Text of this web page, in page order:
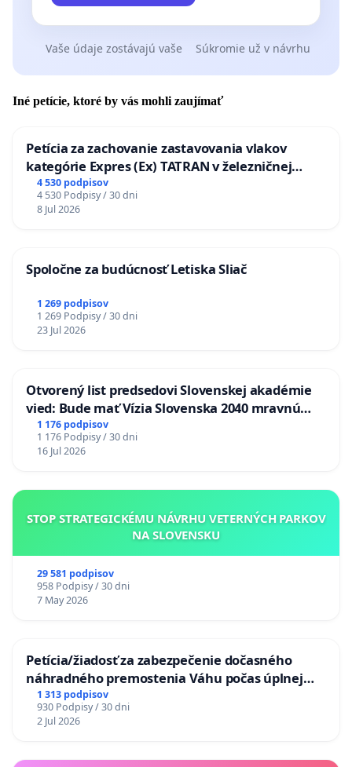
Vaše údaje zostávajú vaše Súkromie už v návrhu
Iné petície, ktoré by vás mohli zaujímať
Petícia za zachovanie zastavovania vlakov
kategórie Expres (Ex) TATRAN v železničnej
stanici Púchov
4 530 podpisov
4 530 Podpisy / 30 dni
8 Jul 2026
Spoločne za budúcnosť Letiska Sliač
1 269 podpisov
1 269 Podpisy / 30 dni
23 Jul 2026
Otvorený list predsedovi Slovenskej akadémie
vied: Bude mať Vízia Slovenska 2040 mravnú
chrbticu?
1 176 podpisov
1 176 Podpisy / 30 dni
16 Jul 2026
STOP STRATEGICKÉMU NÁVRHU VETERNÝCH PARKOV
NA SLOVENSKU
29 581 podpisov
958 Podpisy / 30 dni
7 May 2026
Petícia/žiadosť za zabezpečenie dočasného
náhradného premostenia Váhu počas úplnej
uzávery Vážskeho mosta v Komárne
1 313 podpisov
930 Podpisy / 30 dni
2 Jul 2026